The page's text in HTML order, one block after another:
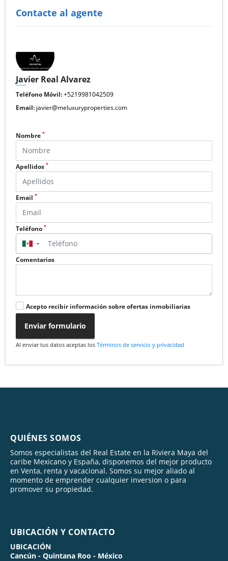
Contacte al agente
Javier Real Alvarez
Teléfono Móvil:+5219981042509
Email: javier@meluxuryproperties.com
Nombre *
Apellidos *
Email *
Teléfono *
▼
Comentarios
Acepto recibir información sobre ofertas inmobiliarias
Enviar formulario
Al enviar tus datos aceptas los Términos de servicio y privacidad
QUIÉNES SOMOS
Somos especialistas del Real Estate en la Riviera Maya del
caribe Mexicano y España, disponemos del mejor producto
en Venta, renta y vacacional. Somos su mejor aliado al
momento de emprender cualquier inversion o para
promover su propiedad.
UBICACIÓN Y CONTACTO
UBICACIÓN
Cancún - Quintana Roo - México